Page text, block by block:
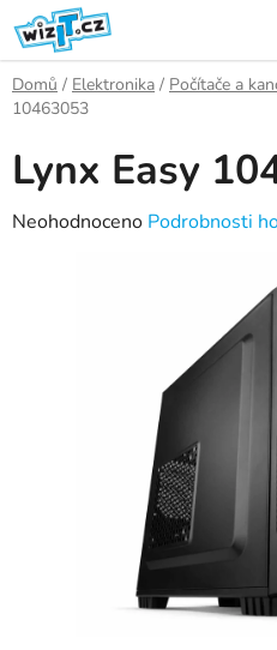
Přejít
na
obsah
Domů / Elektronika / Počítače a
10463053
Lynx Easy
Průměrné
Neohodnoceno Podrobnosti